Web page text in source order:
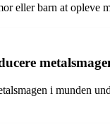
eller barn at opleve
i munden